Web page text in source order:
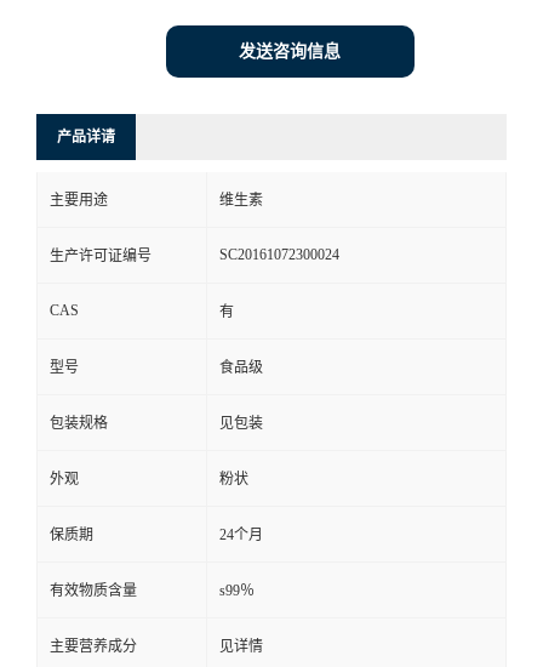
发送咨询信息
产品详请
主要用途 维生素
生产许可证编号 SC20161072300024
CAS 有
型号 食品级
包装规格 见包装
外观 粉状
保质期 24个月
有效物质含量 s99％
主要营养成分 见详情